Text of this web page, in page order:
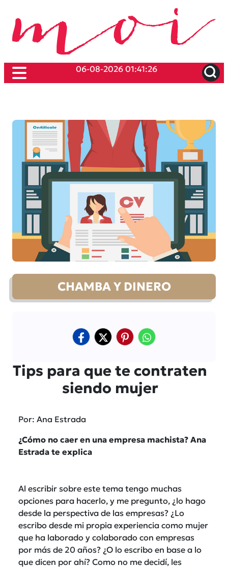
06-08-2026 01:41:26
CHAMBA Y DINERO
Tips para que te contraten
siendo mujer
Por: Ana Estrada
¿Cómo no caer en una empresa machista? Ana
Estrada te explica
Al escribir sobre este tema tengo muchas
opciones para hacerlo, y me pregunto, ¿lo hago
desde la perspectiva de las empresas? ¿Lo
escribo desde mi propia experiencia como mujer
que ha laborado y colaborado con empresas
por más de 20 años? ¿O lo escribo en base a lo
que dicen por ahí? Como no me decidí, les